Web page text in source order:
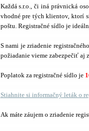
Každá s.r.o., či iná právnická
vhodné pre tých klientov, ktorí
poštu. Registračné sídlo je
S nami je zriadenie
požiadanie vieme zabezpečiť aj
Poplatok za registračné sídlo je
Stiahnite si informačný leták o
Ak máte záujem o zriadenie